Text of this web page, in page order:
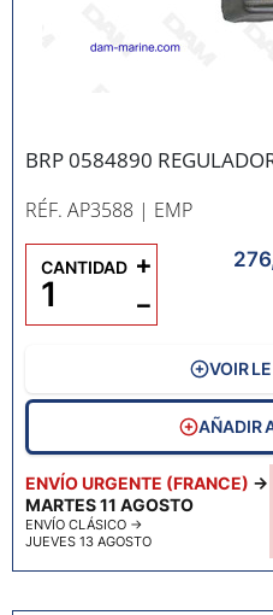
BRP 0584890
RÉF. AP3588 | EMP
ENVÍO URGENTE (FRANCE) →
MARTES 11 AGOSTO
ENVÍO CLÁSICO →
JUEVES 13 AGOSTO
CANTIDAD
−
+
VOIR
AÑADIR